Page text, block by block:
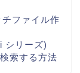
ファイル作
シリーズ)
索する方法